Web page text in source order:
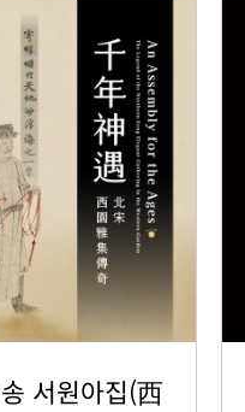
서원아집(西